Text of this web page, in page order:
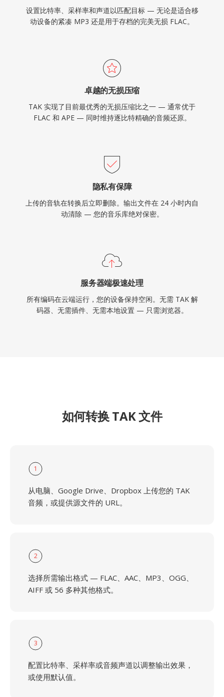
设置比特率、采样率和声道以匹配目标 — 无论是适合移
动设备的紧凑 MP3 还是用于存档的完美无损 FLAC。
卓越的无损压缩
TAK 实现了目前最优秀的无损压缩比之一 — 通常优于
FLAC 和 APE — 同时维持逐比特精确的音频还原。
隐私有保障
上传的音轨在转换后立即删除。输出文件在 24 小时内自
动清除 — 您的音乐库绝对保密。
服务器端极速处理
所有编码在云端运行，您的设备保持空闲。无需 TAK 解
码器、无需插件、无需本地设置 — 只需浏览器。
如何转换 TAK 文件
1
从电脑、Google Drive、Dropbox 上传您的 TAK
音频，或提供源文件的 URL。
2
选择所需输出格式 — FLAC、AAC、MP3、OGG、
AIFF 或 56 多种其他格式。
3
配置比特率、采样率或音频声道以调整输出效果，
或使用默认值。